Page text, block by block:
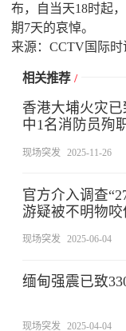
布，自当天18时起
期7天的哀悼。
来源：CCTV国际时
相关推荐 /
香港大埔火灾
中1名消防员殉
现场突发 2025-11-26
官方介入调查
游疑被不明物
现场突发 2025-06-04
缅甸强震已致
现场突发 2025-04-04